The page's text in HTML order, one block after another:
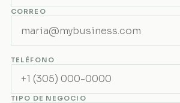
CORREO
TELÉFONO
TIPO DE NEGOCIO